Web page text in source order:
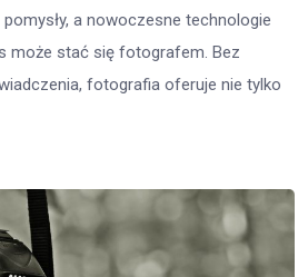
a nowoczesne technologie
może stać się fotografem. Bez
fotografia oferuje nie tylko